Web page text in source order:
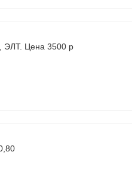
ЭЛТ. Цена 3500 р